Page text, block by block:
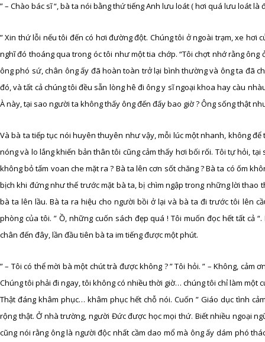
” – Chào bác sĩ “, bà ta nói bằng thứ tiếng Anh lưu loát ( hơi quá lưu loát
” Xin thứ lỗi nếu tôi đến có hơi đường đột. Chúng tôi ở ngoài trạm, xe hơi
nghĩ đó thoáng qua trong óc tôi như một tia chớp. “Tôi chợt nhớ rằng
ông phó sứ, chân ông ấy đã hoàn toàn trở lại bình thường và ông ta đã
đó, và tất cả chúng tôi đều sẵn lòng hê đi ông y sĩ ngoại khoa hay càu
À này, tại sao người ta không thấy ông đến đấy bao giờ ? Ông sống thật
Và bà ta tiếp tục nói huyên thuyên như vậy, mỗi lúc một nhanh, không
nóng và lo lắng khiến bản thân tôi cũng cảm thấy hơi bối rối. Tôi tự hỏi,
không bỏ tấm voan che mặt ra ? Bà ta lên cơn sốt chăng ? Bà ta có ốm
bịch khi đứng như thế trước mặt bà ta, bị chìm ngập trong những lời thao
bà ta lên lầu. Bà ta ra hiệu cho người bồi ở lại và bà ta đi trước tôi lên
phòng của tôi. ” Ồ, những cuốn sách đẹp quá ! Tôi muốn đọc hết tất cả
chân đến đây, lần đầu tiên bà ta im tiếng được một phút.
” – Tôi có thể mời bà một chút trà được không ? ” Tôi hỏi. ” – Không,
Chúng tôi phải đi ngay, tôi không có nhiều thời giờ… chúng tôi chỉ làm một
Thật đáng khâm phục… khâm phục hết chỗ nói. Cuốn ” Giáo dục tình
rộng thật. Ở nhà trường, người Đức được học mọi thứ. Biết nhiều ngoại
cũng nói rằng ông là người độc nhất cầm dao mổ mà ông ấy dám phó